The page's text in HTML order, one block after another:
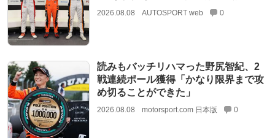
2026.08.08 AUTOSPORT web 0
読みもバッチリハマった野尻智紀、2
戦連続ポール獲得「かなり限界まで攻
め切ることができた」
2026.08.08 motorsport.com 日本版 0